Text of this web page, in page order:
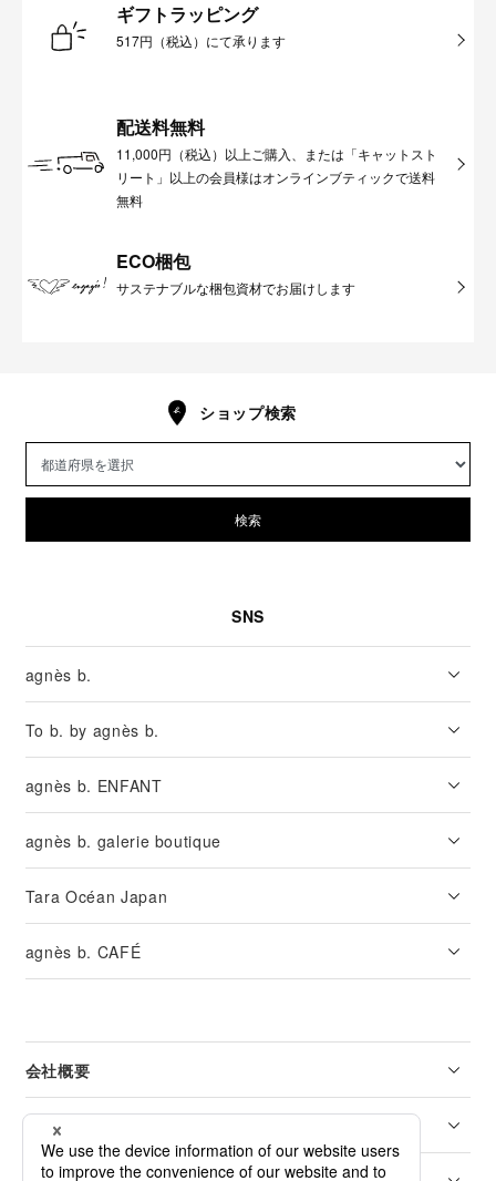
ギフトラッピング
517円（税込）にて承ります
配送料無料
11,000円（税込）以上ご購入、または「キャットスト
リート」以上の会員様はオンラインブティックで送料
無料
ECO梱包
サステナブルな梱包資材でお届けします
ショップ検索
検索
SNS
agnès b.
To b. by agnès b.
agnès b. ENFANT
agnès b. galerie boutique
Tara Océan Japan
agnès b. CAFÉ
会社概要
リーガル